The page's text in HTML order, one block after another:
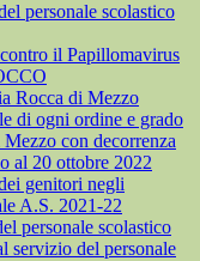
personale scolastico
il Papillomavirus
Rocca di Mezzo
di ogni ordine e grado
con decorrenza
al 20 ottobre 2022
genitori negli
A.S. 2021-22
personale scolastico
servizio del personale